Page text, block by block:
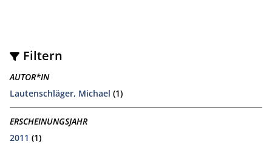
Filtern
AUTOR*IN
Lautenschläger, Michael (1)
ERSCHEINUNGSJAHR
2011 (1)